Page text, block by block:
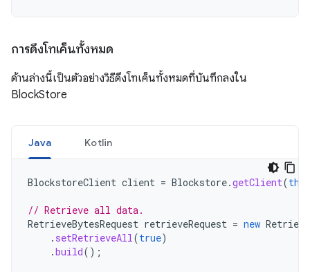
การดึงโทเค็นทั้งหมด
ด้านล่างนี้เป็นตัวอย่างวิธีดึงโทเค็นทั้งหมดที่บันทึกลงใน
BlockStore
Java Kotlin
BlockstoreClient client = Blockstore.getClient(this
// Retrieve all data.
RetrieveBytesRequest retrieveRequest = new
. setRetrieveAll(true)
.build();